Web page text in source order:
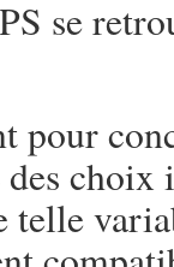
se
pour
choix
telle